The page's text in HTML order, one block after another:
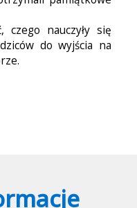
czego nauczyły się
do wyjścia na